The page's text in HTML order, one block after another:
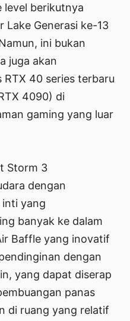
level berikutnya
Lake Generasi ke-13
ini bukan
juga akan
40 series terbaru
4090) di
gaming yang luar
Storm 3
dengan
yang
banyak ke dalam
Baffle yang inovatif
dengan
yang dapat diserap
panas
di ruang yang relatif